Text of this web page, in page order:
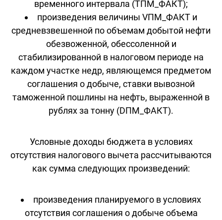
временного интервала (TПМ_ФАКТ);
произведения величины VПМ_ФАКТ и
средневзвешенной по объемам добытой нефти
обезвоженной, обессоленной и
стабилизированной в налоговом периоде на
каждом участке недр, являющемся предметом
соглашения о добыче, ставки вывозной
таможенной пошлины на нефть, выраженной в
рублях за тонну (DПМ_ФАКТ).
Условные доходы бюджета в условиях
отсутствия налогового вычета рассчитываются
как сумма следующих произведений:
произведения планируемого в условиях
отсутствия соглашения о добыче объема